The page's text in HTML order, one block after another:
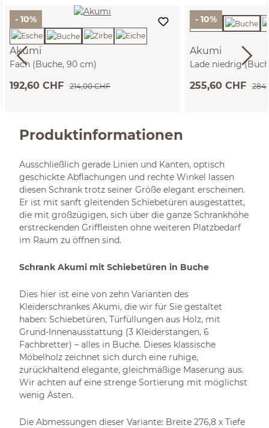
- 10%
Akumi
Fach (Buche, 90 cm)
192,60 CHF 214,00 CHF
- 10%
Akumi
Lade niedrig
255,60 CHF
Produktinformationen
Ausschließlich gerade Linien und Kanten, optisch
geschickte Abflachungen und rechte Winkel lassen
diesen Schrank trotz seiner Größe elegant erscheinen.
Er ist mit sanft gleitenden Schiebetüren ausgestattet,
die mit großzügigen, sich über die ganze Schrankhöhe
erstreckenden Griffleisten ohne weiteren Platzbedarf
im Raum zu öffnen sind.
Schrank Akumi mit Schiebetüren in Buche
Dies hier ist eine von zehn Varianten des
Kleiderschrankes Akumi, die wir für Sie gestaltet
haben: Schiebetüren, Türfüllungen aus Holz, mit
Grund-Innenausstattung (3 Kleiderstangen, 6
Fachbretter) – alles in Buche. Dieses klassische
Möbelholz zeichnet sich durch eine ruhige,
zurückhaltend elegante, gleichmäßige Maserung aus.
Wir achten auf eine strenge Sortierung mit möglichst
wenig Ästen.
Die Abmessungen dieser Variante: Breite 276,8 x Tiefe